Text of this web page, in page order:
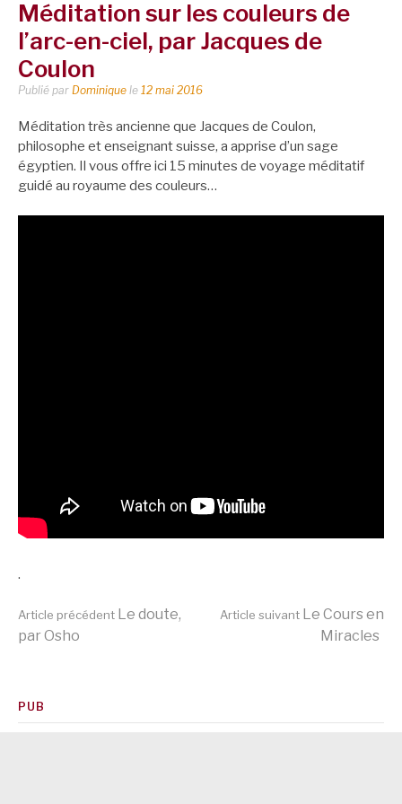
Méditation sur les couleurs de
l’arc-en-ciel, par Jacques de
Coulon
Publié par Dominique le 12 mai 2016
Méditation très ancienne que Jacques de Coulon,
philosophe et enseignant suisse, a apprise d’un sage
égyptien. Il vous offre ici 15 minutes de voyage méditatif
guidé au royaume des couleurs…
.
Lire
la
Article précédent Le doute,
par Osho
Article suivant Le Cours en
Miracles
PUB